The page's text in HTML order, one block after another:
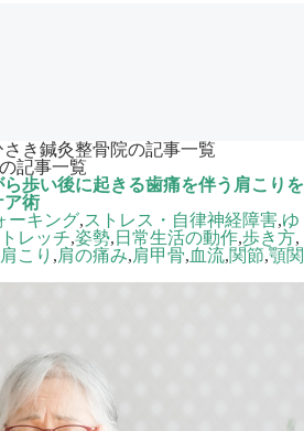
さき鍼灸整骨院の記事一覧
記事一覧
歩い後に起きる歯痛を伴う肩こりを
ア術
ーキング,ストレス・自律神経障害,ゆ
レッチ,姿勢, 日常生活の動作,歩き方,
肩こり ,肩の痛み,肩甲骨,血流,関節,顎関